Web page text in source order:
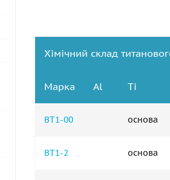
Хімічний склад
Марка Аl Ti
ВТ1-00 основа
ВТ1-2 основа